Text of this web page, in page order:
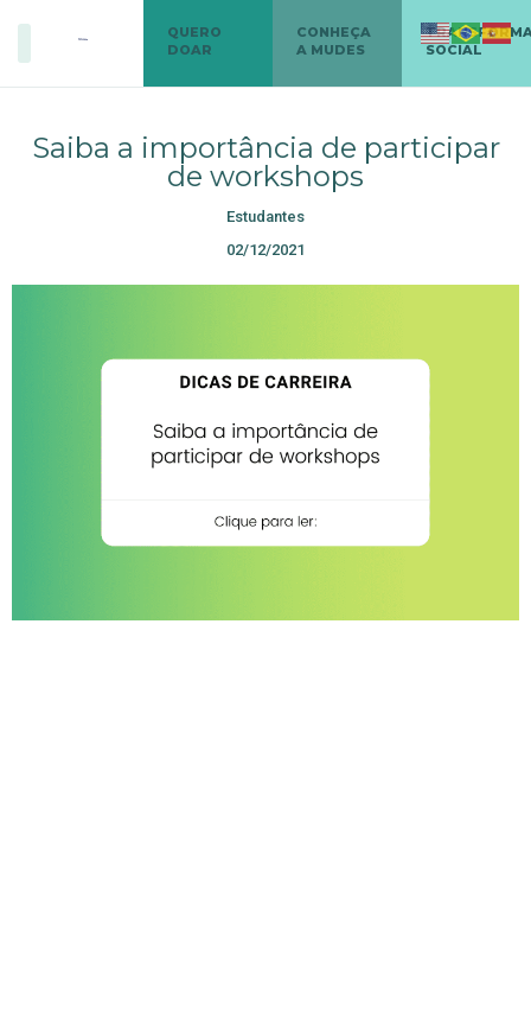
QUERO
DOAR
CONHEÇA
A MUDES
SOCIAL
Saiba a importância de participar
de workshops
Estudantes
02/12/2021